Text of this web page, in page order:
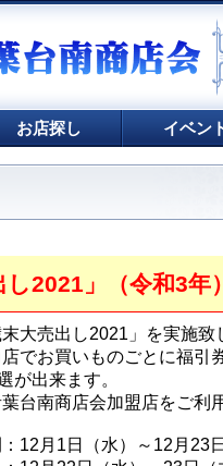
し2021」（令和3年
大売出し2021」を実施致
でお買いものごとに福引
が出来ます。
台南商店会加盟店をご利
12月1日（水）～12月23
お店探し イベン